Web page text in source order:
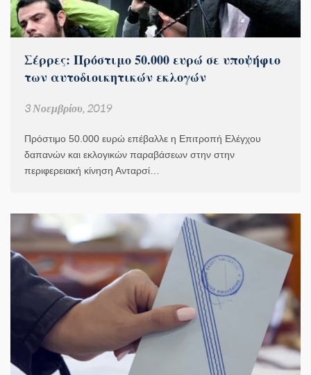
Σέρρες: Πρόστιμο 50.000 ευρώ σε υποψήφιο
των αυτοδιοικητικών εκλογών
3 Νοεμβρίου, 2019
Πρόστιμο 50.000 ευρώ επέβαλλε η Επιτροπή Ελέγχου
δαπανών και εκλογικών παραβάσεων στην στην
περιφερειακή κίνηση Ανταρσί…